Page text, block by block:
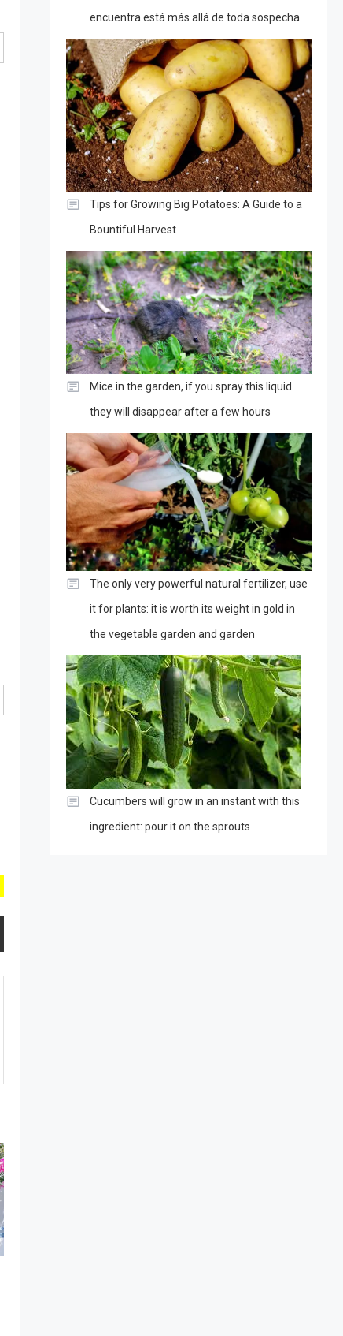
encuentra está más allá de toda sospecha
Tips for Growing Big Potatoes: A Guide to a
Bountiful Harvest
Mice in the garden, if you spray this liquid
they will disappear after a few hours
The only very powerful natural fertilizer, use
it for plants: it is worth its weight in gold in
the vegetable garden and garden
Cucumbers will grow in an instant with this
ingredient: pour it on the sprouts